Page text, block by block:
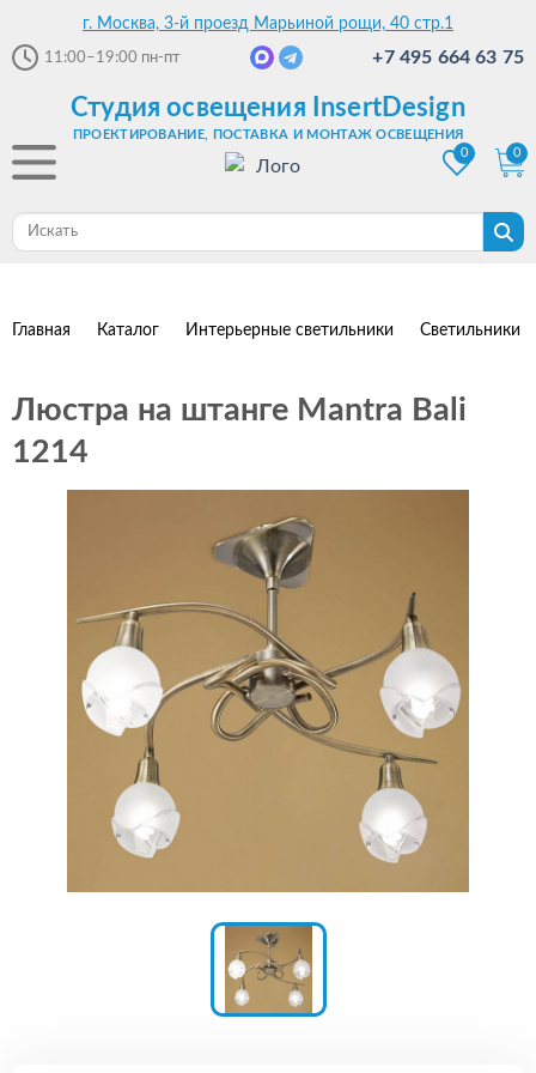
г. Москва, 3-й проезд Марьиной рощи, 40 стр.1
11:00–19:00 пн-пт +7 495 664 63 75
Студия освещения InsertDesign
ПРОЕКТИРОВАНИЕ, ПОСТАВКА И МОНТАЖ ОСВЕЩЕНИЯ
0
0
Главная Каталог Интерьерные светильники Светильники
Люстра на штанге Mantra Bali
1214